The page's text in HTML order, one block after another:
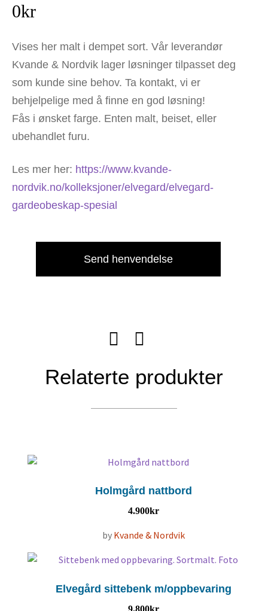
0kr
Vises her malt i dempet sort. Vår leverandør
Kvande & Nordvik lager løsninger tilpasset deg
som kunde sine behov. Ta kontakt, vi er
behjelpelige med å finne en god løsning!
Fås i ønsket farge. Enten malt, beiset, eller
ubehandlet furu.
Les mer her: https://www.kvande-
nordvik.no/kolleksjoner/elvegard/elvegard-
gardeobeskap-spesial
Send henvendelse
Relaterte produkter
Holmgård nattbord
4.900kr
by Kvande & Nordvik
Elvegård sittebenk m/oppbevaring
9.800kr